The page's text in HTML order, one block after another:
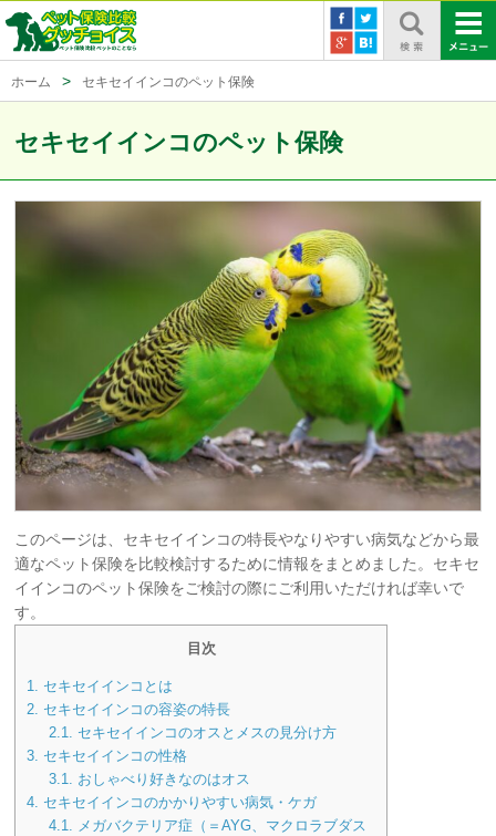
ホーム セキセイインコのペット保険
セキセイインコのペット保険
このページは、セキセイインコの特長やなりやすい病気などから最
適なペット保険を比較検討するために情報をまとめました。セキセ
イインコのペット保険をご検討の際にご利用いただければ幸いで
す。
目次
1. セキセイインコとは
2. セキセイインコの容姿の特長
2.1. セキセイインコのオスとメスの見分け方
3. セキセイインコの性格
3.1. おしゃべり好きなのはオス
4. セキセイインコのかかりやすい病気・ケガ
4.1. メガバクテリア症（＝AYG、マクロラブダス